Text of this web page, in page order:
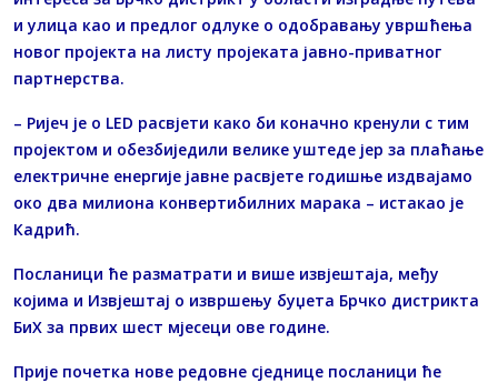
и улица као и предлог одлуке о одобравању увршћeња
новог пројекта на листу пројеката јавно-приватног
партнерства.
– Ријеч је о LED расвјети како би коначно кренули с тим
пројектом и обезбиједили велике уштеде јер за плаћање
електричне енергије јавне расвјете годишње издвајамо
око два милиона конвертибилних марака – истaкао је
Кадрић.
Посланици ће разматрати и више извјештаја, међу
којима и Извјештај о извршењу буџета Брчко дистрикта
БиХ за првих шест мјесеци ове године.
Прије почетка нове редовне сједнице посланици ће